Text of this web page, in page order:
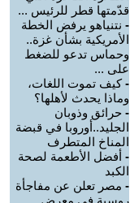
قدّمتها قطر للرئيس ...
- نتنياهو يرفض الخطة
الأمريكية بشأن غزة..
وحماس تدعو للضغط
على ...
-كيف تموت اللغات،
وماذا يحدث لأهلها؟
- حرائق وذوبان
الجليد..أوروبا في قبضة
المناخ المتطرف
- أفضل الأطعمة لصحة
الكبد
- مصر تعلن عن مفاجأة
روسية في معرض